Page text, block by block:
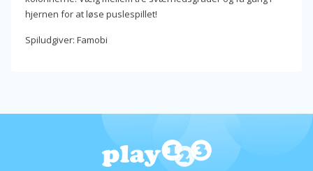
hjernen for at løse puslespillet!
Spiludgiver: Famobi